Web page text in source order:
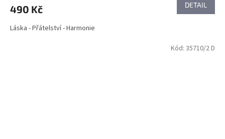
490 Kč DETAIL
Láska - Přátelství - Harmonie
Kód: 35710/2 D